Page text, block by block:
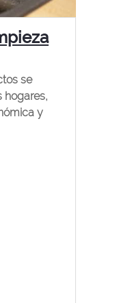
se
hogares,
y